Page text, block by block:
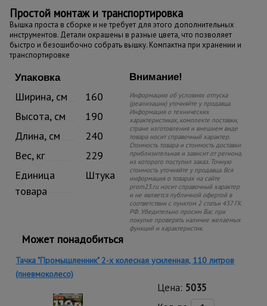
Простой монтаж и транспортировка
Вышка проста в сборке и не требует для этого дополнительных
инструментов. Детали окрашены в разные цвета, что позволяет
быстро и безошибочно собрать вышку. Компактна при хранении и
транспортировке
Упаковка
Ширина, см
160
Высота, см
190
Длина, см
240
Вес, кг
229
Единица
товара
Штука
Внимание!
Информацию об условиях отпуска
(реализации) уточняйте у продавца.
Информация о технических
характеристиках, комплекте поставки,
стране изготовления и внешнем виде
товара носит справочный характер.
Стоимость товара и стоимость доставки
приблизительная и зависит от региона,
из которого поступил заказ. Точную
стоимость уточняйте у продавца. Вся
информация о товарах на сайте
prom23.ru носит справочный характер
и не является публичной офертой в
соответствии с пунктом 2 статьи 437 ГК
РФ. Убедительно просим Вас при
покупке проверять наличие желаемых
функций и характеристик.
Может понадобиться
Тачка "Промышленник" 2-х колесная усиленная, 110 литров
(пневмоколесо)
Цена: 5035